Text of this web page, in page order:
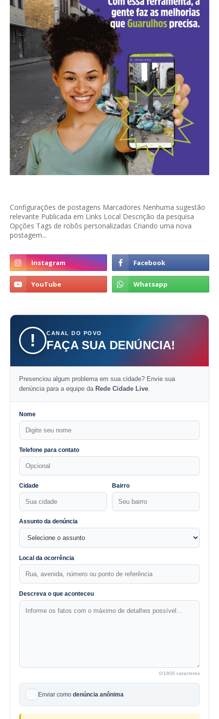
Configurações de postagens Marcadores Nenhuma sugestão
relevante Publicada em Links Local Descrição da pesquisa
Opções Tags de robôs personalizadas Criando uma nova
postagem...
! CANAL DO POVO
FAÇA SUA DENÚNCIA!
Presenciou algum problema em sua cidade? Envie sua
denúncia para a equipe da Rede Cidade Live
Nome
Telefone para contato
Cidade Bairro
Assunto da denúncia
Local da ocorrência
Descreva o que aconteceu
0/1800 caracteres
Enviar como denúncia anônima